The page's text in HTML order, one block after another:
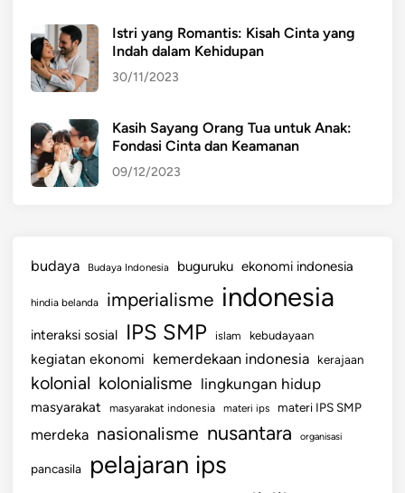
n
y
a
a
n
a
Istri yang Romantis: Kisah Cinta yang
Indah dalam Kehidupan
30/11/2023
Kasih Sayang Orang Tua untuk Anak:
Fondasi Cinta dan Keamanan
09/12/2023
budaya Budaya Indonesia buguruku ekonomi indonesia
hindia belanda imperialisme indonesia
interaksi sosial IPS SMP islam kebudayaan
kegiatan ekonomi kemerdekaan indonesia kerajaan
kolonial kolonialisme lingkungan hidup
masyarakat masyarakat indonesia materi ips materi IPS SMP
merdeka nasionalisme nusantara organisasi
pancasila
pelajaran ips